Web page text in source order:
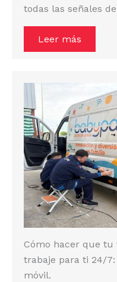
todas las señales
Leer más
Cómo hacer que
trabaje para ti 24/
móvil.